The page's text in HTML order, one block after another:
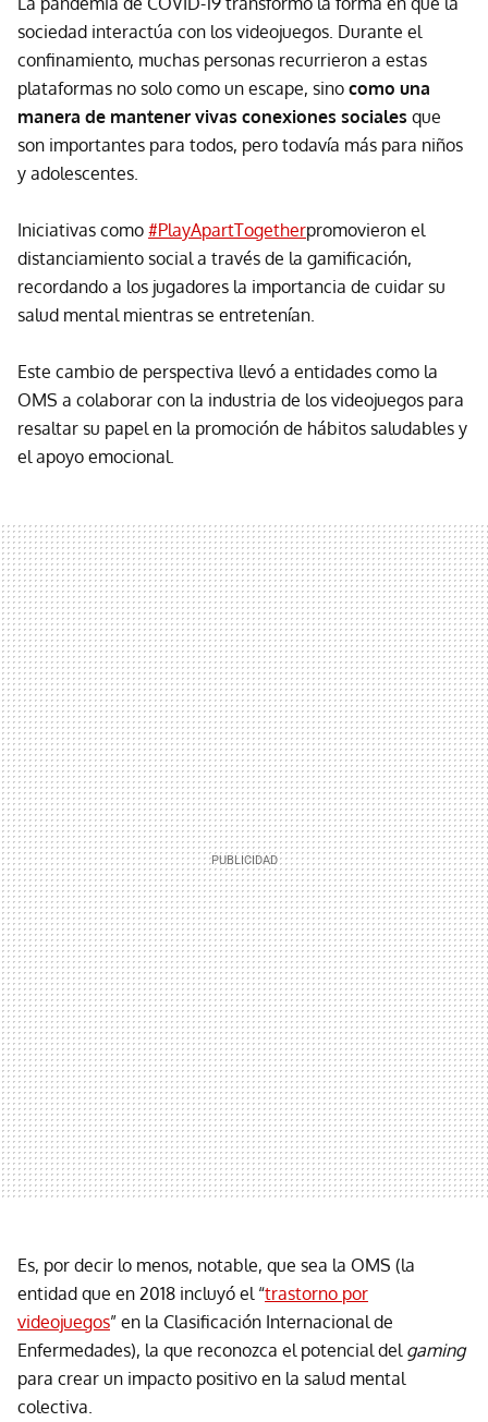
sociedad interactúa con los videojuegos. Durante el
confinamiento, muchas personas recurrieron a estas
plataformas no solo como un escape, sino como una
manera de mantener vivas conexiones sociales que
son importantes para todos, pero todavía más para niños
y adolescentes.
Iniciativas como #PlayApartTogetherpromovieron el
distanciamiento social a través de la gamificación,
recordando a los jugadores la importancia de cuidar su
salud mental mientras se entretenían.
Este cambio de perspectiva llevó a entidades como la
OMS a colaborar con la industria de los videojuegos para
resaltar su papel en la promoción de hábitos saludables y
el apoyo emocional.
Es, por decir lo menos, notable, que sea la OMS (la
entidad que en 2018 incluyó el “trastorno por
videojuegos” en la Clasificación Internacional de
Enfermedades), la que reconozca el potencial del gaming
para crear un impacto positivo en la salud mental
colectiva.